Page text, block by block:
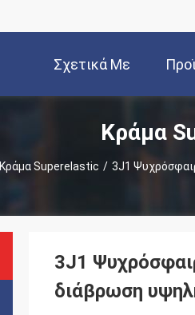
Σχετικά Με
Εμάς
Κράμα
Κράμα Superelastic / 3J1
3J1
διάβρωση